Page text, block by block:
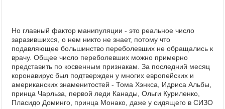
Но главный фактор манипуляции - это реальное число
заразившихся, о нем никто не знает, потому что
подавляющее большинство переболевших не обращались к
врачу. Общее число переболевших можно примерно
представить по косвенным признакам. За последний месяц
коронавирус был подтвержден у многих европейских и
американских знаменитостей - Тома Хэнкса, Идриса Альбы,
принца Чарльза, первой леди Канады, Ольги Куриленко,
Пласидо Доминго, принца Монако, даже у сидящего в СИЗО